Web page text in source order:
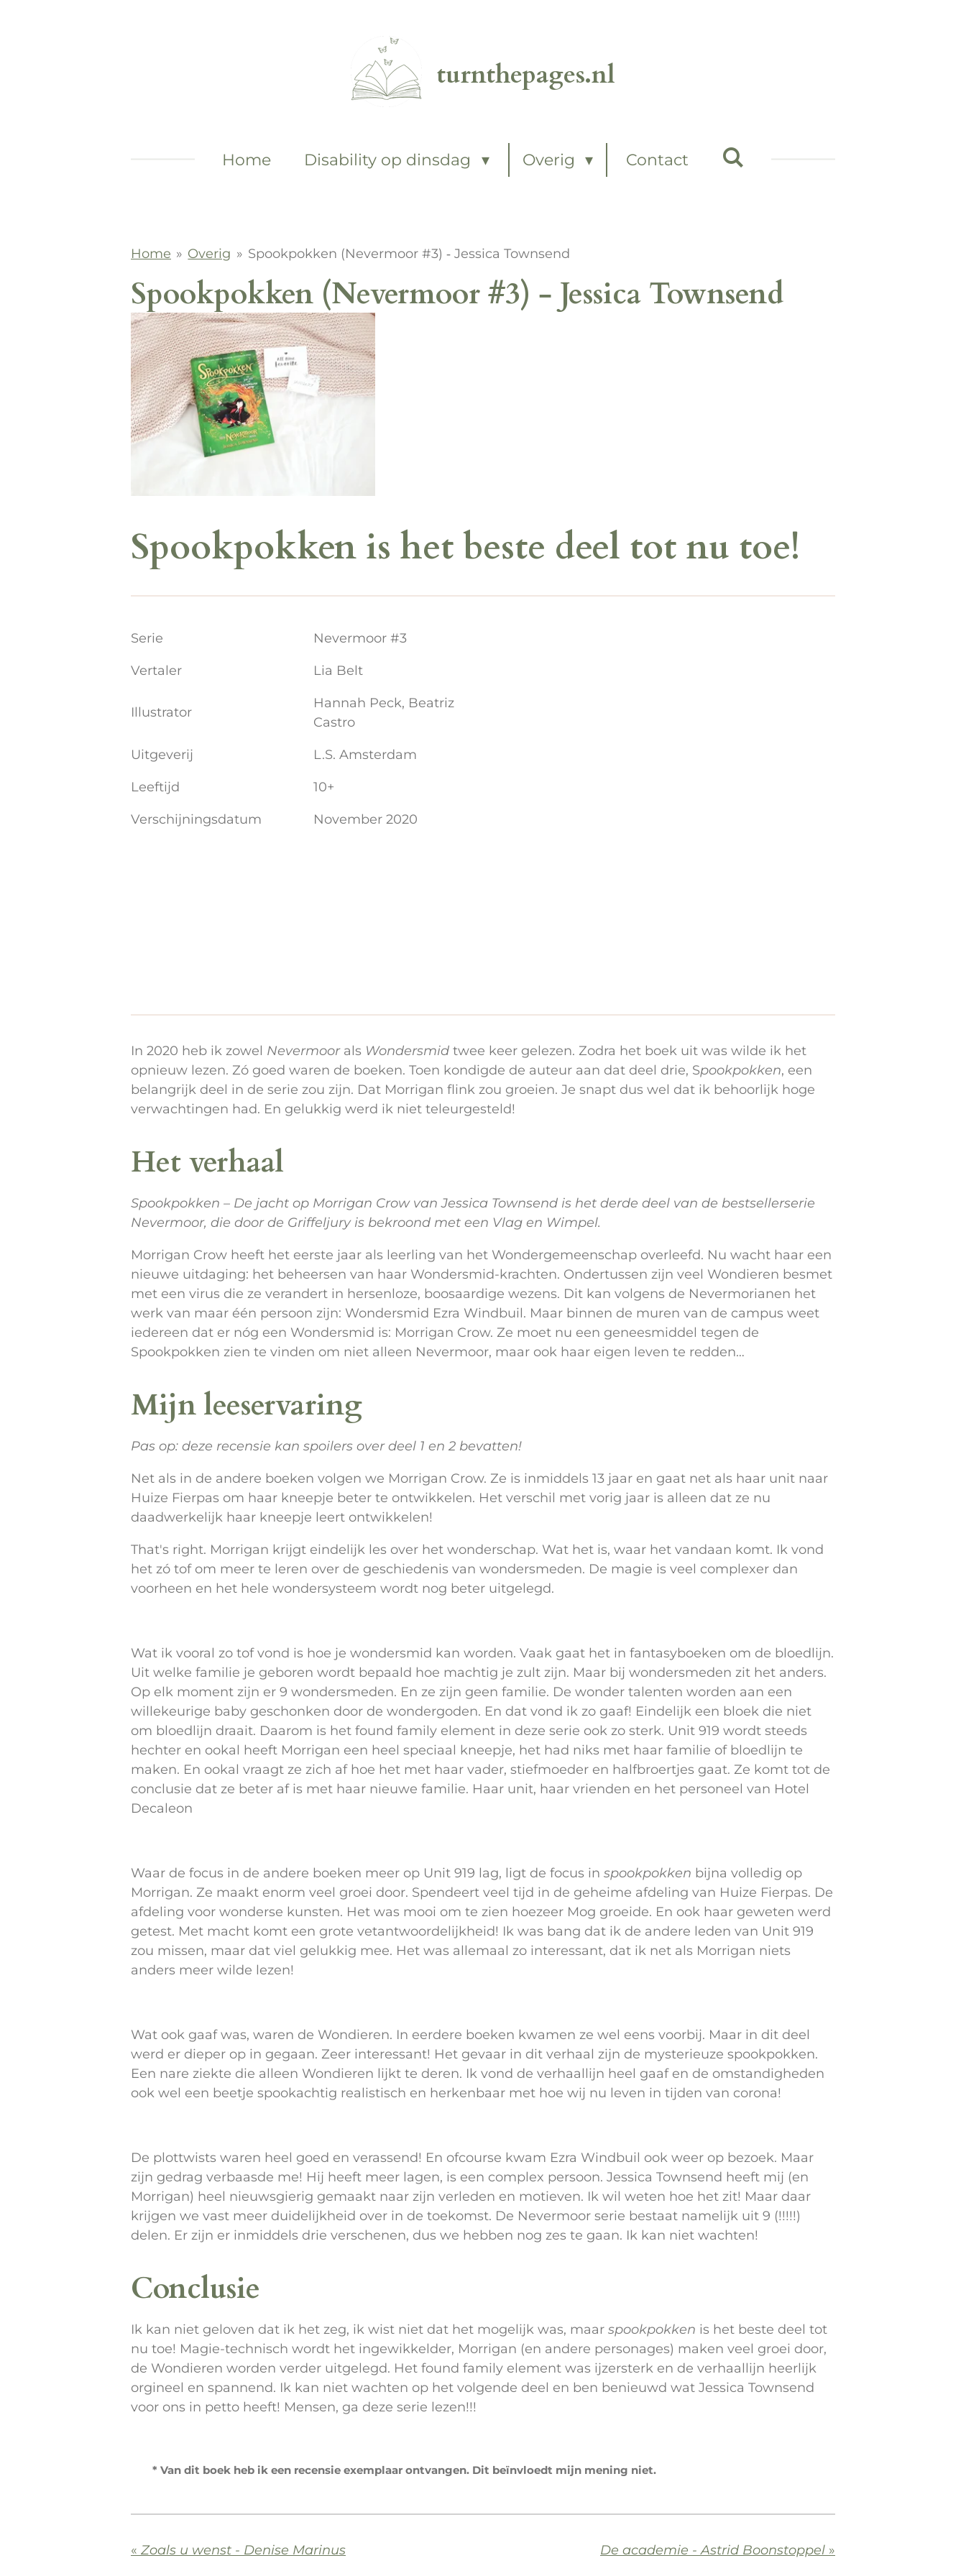
turnthepages.nl
Home Disability op dinsdag Overig Contact
Home » Overig » Spookpokken (Nevermoor #3) ‐ Jessica Townsend
Spookpokken (Nevermoor #3) ‐ Jessica Townsend
Spookpokken is het beste deel tot nu toe!
Serie Nevermoor #3
Vertaler Lia Belt
Illustrator
Hannah Peck, Beatriz
Castro
Uitgeverij L.S. Amsterdam
Leeftijd 10+
Verschijningsdatum November 2020
In 2020 heb ik zowel Nevermoorals Wondersmid twee keer gelezen. Zodra het boek uit was wilde ik het
opnieuw lezen. Zó goed waren de boeken. Toen kondigde de auteur aan dat deel drie, Spookpokken, een
belangrijk deel in de serie zou zijn. Dat Morrigan flink zou groeien. Je snapt dus wel dat ik behoorlijk hoge
verwachtingen had. En gelukkig werd ik niet teleurgesteld!
Het verhaal
Spookpokken – De jacht op Morrigan Crow van Jessica Townsend is het derde deel van de bestsellerserie
Nevermoor, die door de Griffeljury is bekroond met een Vlag en Wimpel.
Morrigan Crow heeft het eerste jaar als leerling van het Wondergemeenschap overleefd. Nu wacht haar een
nieuwe uitdaging: het beheersen van haar Wondersmid-krachten. Ondertussen zijn veel Wondieren besmet
met een virus die ze verandert in hersenloze, boosaardige wezens. Dit kan volgens de Nevermorianen het
werk van maar één persoon zijn: Wondersmid Ezra Windbuil. Maar binnen de muren van de campus weet
iedereen dat er nóg een Wondersmid is: Morrigan Crow. Ze moet nu een geneesmiddel tegen de
Spookpokken zien te vinden om niet alleen Nevermoor, maar ook haar eigen leven te redden…
Mijn leeservaring
Pas op: deze recensie kan spoilers over deel 1 en 2 bevatten!
Net als in de andere boeken volgen we Morrigan Crow. Ze is inmiddels 13 jaar en gaat net als haar unit naar
Huize Fierpas om haar kneepje beter te ontwikkelen. Het verschil met vorig jaar is alleen dat ze nu
daadwerkelijk haar kneepje leert ontwikkelen!
That's right. Morrigan krijgt eindelijk les over het wonderschap. Wat het is, waar het vandaan komt. Ik vond
het zó tof om meer te leren over de geschiedenis van wondersmeden. De magie is veel complexer dan
voorheen en het hele wondersysteem wordt nog beter uitgelegd.
Wat ik vooral zo tof vond is hoe je wondersmid kan worden. Vaak gaat het in fantasyboeken om de bloedlijn.
Uit welke familie je geboren wordt bepaald hoe machtig je zult zijn. Maar bij wondersmeden zit het anders.
Op elk moment zijn er 9 wondersmeden. En ze zijn geen familie. De wonder talenten worden aan een
willekeurige baby geschonken door de wondergoden. En dat vond ik zo gaaf! Eindelijk een bloek die niet
om bloedlijn draait. Daarom is het found family element in deze serie ook zo sterk. Unit 919 wordt steeds
hechter en ookal heeft Morrigan een heel speciaal kneepje, het had niks met haar familie of bloedlijn te
maken. En ookal vraagt ze zich af hoe het met haar vader, stiefmoeder en halfbroertjes gaat. Ze komt tot de
conclusie dat ze beter af is met haar nieuwe familie. Haar unit, haar vrienden en het personeel van Hotel
Decaleon
Waar de focus in de andere boeken meer op Unit 919 lag, ligt de focus in spookpokken bijna volledig op
Morrigan. Ze maakt enorm veel groei door. Spendeert veel tijd in de geheime afdeling van Huize Fierpas. De
afdeling voor wonderse kunsten. Het was mooi om te zien hoezeer Mog groeide. En ook haar geweten werd
getest. Met macht komt een grote vetantwoordelijkheid! Ik was bang dat ik de andere leden van Unit 919
zou missen, maar dat viel gelukkig mee. Het was allemaal zo interessant, dat ik net als Morrigan niets
anders meer wilde lezen!
Wat ook gaaf was, waren de Wondieren. In eerdere boeken kwamen ze wel eens voorbij. Maar in dit deel
werd er dieper op in gegaan. Zeer interessant! Het gevaar in dit verhaal zijn de mysterieuze spookpokken.
Een nare ziekte die alleen Wondieren lijkt te deren. Ik vond de verhaallijn heel gaaf en de omstandigheden
ook wel een beetje spookachtig realistisch en herkenbaar met hoe wij nu leven in tijden van corona!
De plottwists waren heel goed en verassend! En ofcourse kwam Ezra Windbuil ook weer op bezoek. Maar
zijn gedrag verbaasde me! Hij heeft meer lagen, is een complex persoon. Jessica Townsend heeft mij (en
Morrigan) heel nieuwsgierig gemaakt naar zijn verleden en motieven. Ik wil weten hoe het zit! Maar daar
krijgen we vast meer duidelijkheid over in de toekomst. De Nevermoor serie bestaat namelijk uit 9 (!!!!!)
delen. Er zijn er inmiddels drie verschenen, dus we hebben nog zes te gaan. Ik kan niet wachten!
Conclusie
Ik kan niet geloven dat ik het zeg, ik wist niet dat het mogelijk was, maar spookpokken is het beste deel tot
nu toe! Magie-technisch wordt het ingewikkelder, Morrigan (en andere personages) maken veel groei door,
de Wondieren worden verder uitgelegd. Het found family element was ijzersterk en de verhaallijn heerlijk
orgineel en spannend. Ik kan niet wachten op het volgende deel en ben benieuwd wat Jessica Townsend
voor ons in petto heeft! Mensen, ga deze serie lezen!!!
* Van dit boek heb ik een recensie exemplaar ontvangen. Dit beïnvloedt mijn mening niet.
« Zoals u wenst - Denise Marinus De academie - Astrid Boonstoppel »